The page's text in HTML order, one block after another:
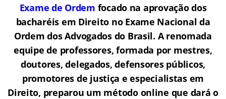
Exame de Ordem focado na aprovação dos
bacharéis em Direito no Exame Nacional da
Ordem dos Advogados do Brasil. A renomada
equipe de professores, formada por mestres,
doutores, delegados, defensores públicos,
promotores de justiça e especialistas em
Direito, preparou um método online que dará o